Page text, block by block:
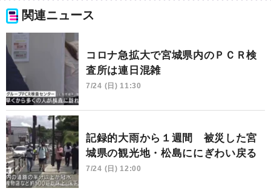
関連ニュース
コロナ急拡大で宮城県内のＰＣＲ検
査所は連日混雑
7/24 (日) 11:30
記録的大雨から１週間 被災した宮
城県の観光地・松島ににぎわい戻る
7/24 (日) 12:00